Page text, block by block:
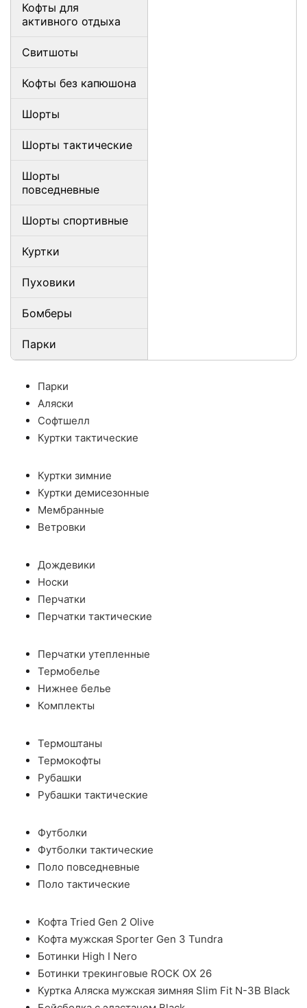
Кофты для
активного отдыха
Свитшоты
Кофты без капюшона
Шорты
Шорты тактические
Шорты
повседневные
Шорты спортивные
Куртки
Пуховики
Бомберы
Парки
Парки
Аляски
Софтшелл
Куртки тактические
Куртки зимние
Куртки демисезонные
Мембранные
Ветровки
Дождевики
Носки
Перчатки
Перчатки тактические
Перчатки утепленные
Термобелье
Нижнее белье
Комплекты
Термоштаны
Термокофты
Рубашки
Рубашки тактические
Футболки
Футболки тактические
Поло повседневные
Поло тактические
Кофта Tried Gen 2 Olive
Кофта мужская Sporter Gen 3 Tundra
Ботинки High I Nero
Ботинки трекинговые ROCK OX 26
Куртка Аляска мужская зимняя Slim Fit N-3B Black